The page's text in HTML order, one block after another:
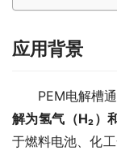
应用背景
PEM电解槽通
解为氢气（H₂）
于燃料电池、化